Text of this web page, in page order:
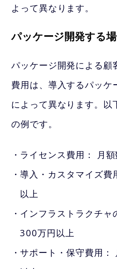
よって異なります。
パッケージ開発する
パッケージ開発による顧
費用は、導入するパッケ
によって異なります。以
の例です。
ライセンス費用： 月
導入・カスタマイズ
以上
インフラストラクチ
300万円以上
サポート・保守費用：